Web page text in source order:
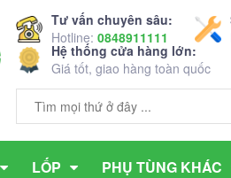
Tư vấn chuyên sâu:
Hotline: 0848911111
Hệ thống cửa hàng lớn:
Giá tốt, giao hàng toàn quốc
LỐP PHỤ TÙNG KHÁC